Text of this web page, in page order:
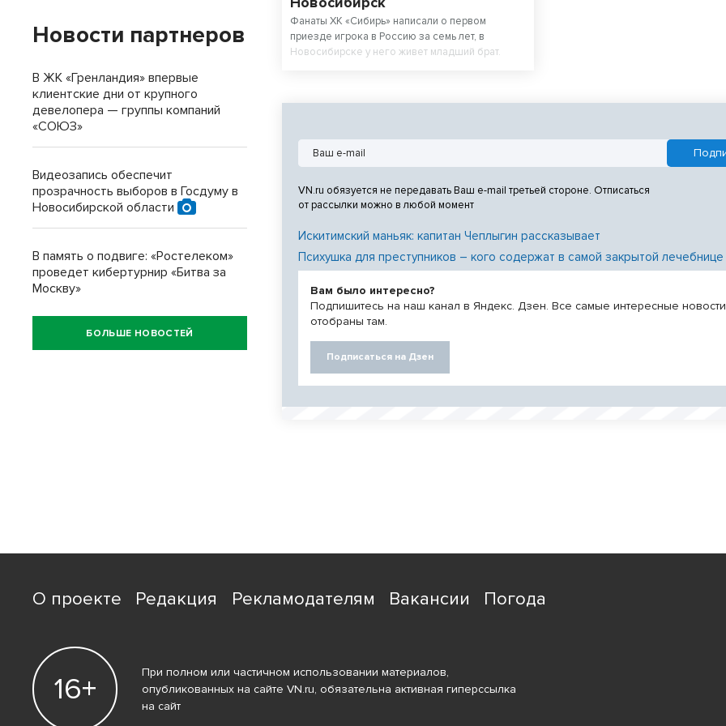
Фанаты ХК «Сибирь» написали о первом
приезде игрока в Россию за семь лет, в
Новосибирске у него живет младший брат.
VN.ru обязуется не передавать Ваш e-mail третьей стороне. Отписаться
от рассылки можно в любой момент
Искитимский маньяк: капитан Чеплыгин рассказывает
Психушка для преступников – кого содержат в самой закрытой
Вам было интересно?
Подпишитесь на наш канал в Яндекс. Дзен. Все самые интересные новости
отобраны там.
Подписаться на Дзен
Новости партнеров
В ЖК «Гренландия» впервые
клиентские дни от крупного
девелопера — группы компаний
«СОЮЗ»
Видеозапись обеспечит
прозрачность выборов в Госдуму в
Новосибирской области
В память о подвиге: «Ростелеком»
проведет кибертурнир «Битва за
Москву»
БОЛЬШЕ НОВОСТЕЙ
О проекте Редакция Рекламодателям Вакансии Погода
16+
При полном или частичном использовании материалов,
опубликованных на сайте VN.ru, обязательна активная гиперссылка
на сайт